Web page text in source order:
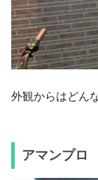
外観からはどん
アマンプロ